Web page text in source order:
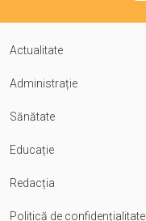
Actualitate
Administrație
Sănătate
Educație
Redacția
Politică de confidențialitate